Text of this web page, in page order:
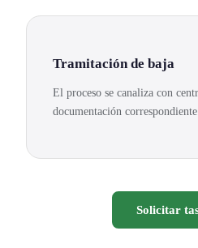
Tramitación de baja
El proceso se canaliza con
documentación correspondiente.
Solicitar